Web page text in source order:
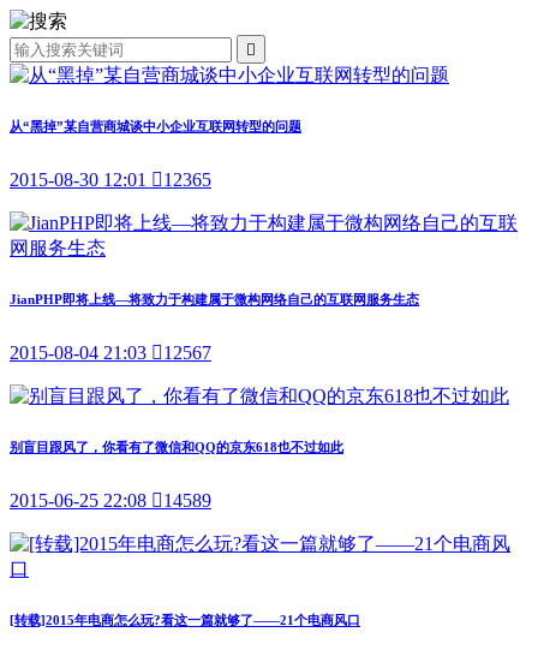

从“黑掉”某自营商城谈中小企业互联网转型的问题
2015-08-30 12:01 12365
JianPHP即将上线—将致力于构建属于微构网络自己的互联网服务生态
2015-08-04 21:03 12567
别盲目跟风了，你看有了微信和QQ的京东618也不过如此
2015-06-25 22:08 14589
[转载]2015年电商怎么玩?看这一篇就够了——21个电商风口